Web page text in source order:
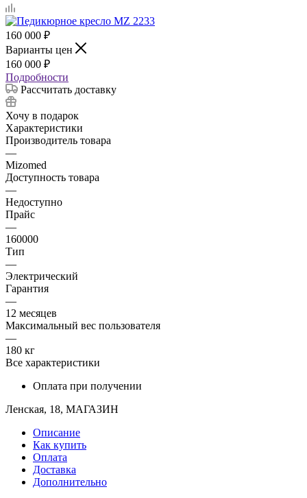
160 000 ₽
Варианты цен
160 000 ₽
Подробности
Рассчитать доставку
Хочу в подарок
Характеристики
Производитель товара
—
Mizomed
Доступность товара
—
Недоступно
Прайс
—
160000
Тип
—
Электрический
Гарантия
—
12 месяцев
Максимальный вес пользователя
—
180 кг
Все характеристики
Оплата при получении
Ленская, 18, МАГАЗИН
Описание
Как купить
Оплата
Доставка
Дополнительно